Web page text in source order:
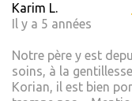
Karim L.
Il y a 5 années
Notre père y est
soins, à la
Korian, il est bien